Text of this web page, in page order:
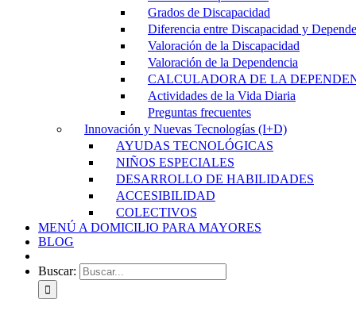
Grados de Discapacidad
Diferencia entre Discapacidad y
Valoración de la Discapacidad
Valoración de la Dependencia
CALCULADORA DE LA
Actividades de la Vida Diaria
Preguntas frecuentes
Innovación y Nuevas Tecnologías (I+D)
AYUDAS TECNOLÓGICAS
NIÑOS ESPECIALES
DESARROLLO DE HABILIDADES
ACCESIBILIDAD
COLECTIVOS
MENÚ A DOMICILIO PARA MAYORES
BLOG
Buscar: